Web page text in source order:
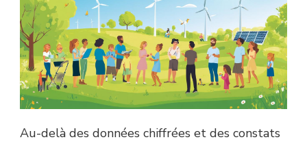
Au-delà des données chiffrées et des constats